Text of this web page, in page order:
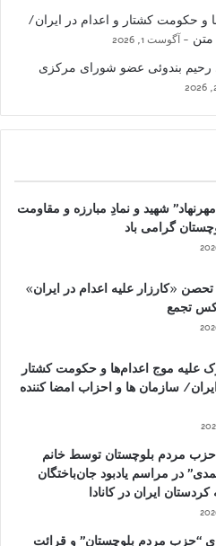
و حکومت کشتار و اعدام در ایران/
متن
آگوست 1, 2026
رحیم بندوئی عضو شورای مرکزی
شهید و نمادِ مبارزه و مقاومت
گرامی باد
«کارزار علیه اعدام در ایران»
تجمع
علیه موج اعدام‌ها و حکومت کشتار
سازمان ها و احزاب امضا کننده
حزب مردم بلوچستان توسط خانم
در مراسم یادبود جان‌باختگان
ایران در کانادا
“حزب مردم بلوچستان” و قرائت